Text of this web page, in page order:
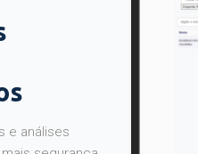
análises
segurança